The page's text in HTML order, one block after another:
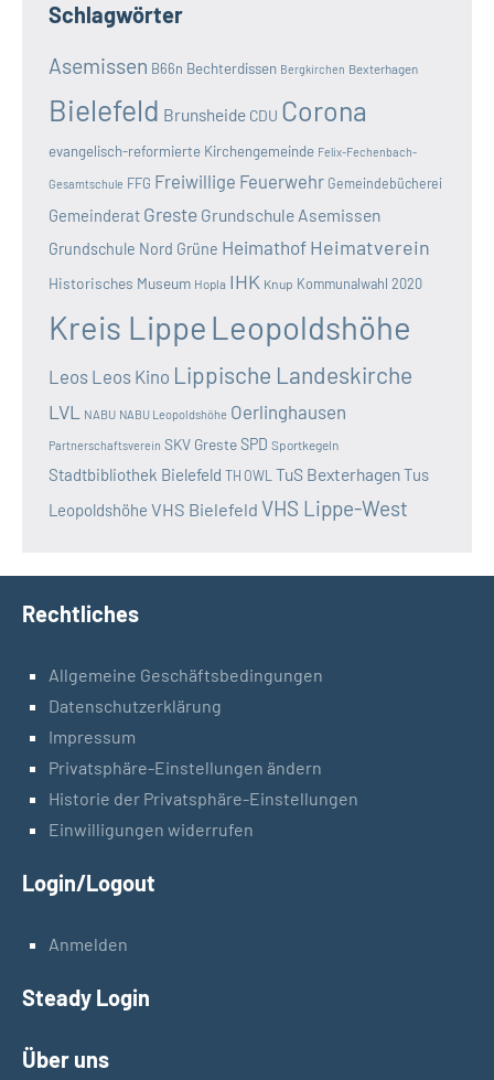
Schlagwörter
Asemissen B66n Bechterdissen Bergkirchen Bexterhagen
Bielefeld Brunsheide CDU Corona
evangelisch-reformierte Kirchengemeinde Felix-Fechenbach-
Gesamtschule FFG Freiwillige Feuerwehr Gemeindebücherei
Gemeinderat Greste Grundschule Asemissen
Grundschule Nord Grüne Heimathof Heimatverein
Historisches Museum Hopla IHK Knup Kommunalwahl 2020
Kreis Lippe Leopoldshöhe
Leos Leos Kino Lippische Landeskirche
LVL NABU NABU Leopoldshöhe Oerlinghausen
Partnerschaftsverein SKV GresteSPD Sportkegeln
Stadtbibliothek Bielefeld TH OWL TuS BexterhagenTus
Leopoldshöhe VHS Bielefeld VHS Lippe-West
Rechtliches
Allgemeine Geschäftsbedingungen
Datenschutzerklärung
Impressum
Privatsphäre-Einstellungen ändern
Historie der Privatsphäre-Einstellungen
Einwilligungen widerrufen
Login/Logout
Anmelden
Steady Login
Über uns